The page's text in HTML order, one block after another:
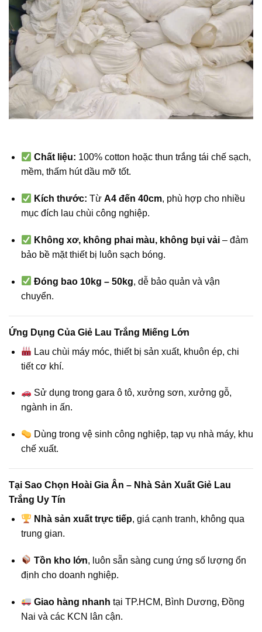
Chất liệu: 100% cotton hoặc thun trắng tái chế sạch,
mềm, thấm hút dầu mỡ tốt.
Kích thước: TừA4 đến 40cm, phù hợp cho nhiều
mục đích lau chùi công nghiệp.
Không xơ, không phai màu, không bụi vải – đảm
bảo bề mặt thiết bị luôn sạch bóng.
Đóng bao 10kg – 50kg, dễ bảo quản và vận
chuyển.
Ứng Dụng Của Giẻ Lau Trắng Miếng Lớn
Lau chùi máy móc, thiết bị sản xuất, khuôn ép, chi
tiết cơ khí.
Sử dụng trong gara ô tô, xưởng sơn, xưởng gỗ,
ngành in ấn.
Dùng trong vệ sinh công nghiệp, tạp vụ nhà máy, khu
chế xuất.
Tại Sao Chọn Hoài Gia Ân – Nhà Sản Xuất Giẻ Lau
Trắng Uy Tín
Nhà sản xuất trực tiếp, giá cạnh tranh, không qua
trung gian.
Tồn kho lớn, luôn sẵn sàng cung ứng số lượng ổn
định cho doanh nghiệp.
Giao hàng nhanh tại TP.HCM, Bình Dương, Đồng
Nai và các KCN lân cận.